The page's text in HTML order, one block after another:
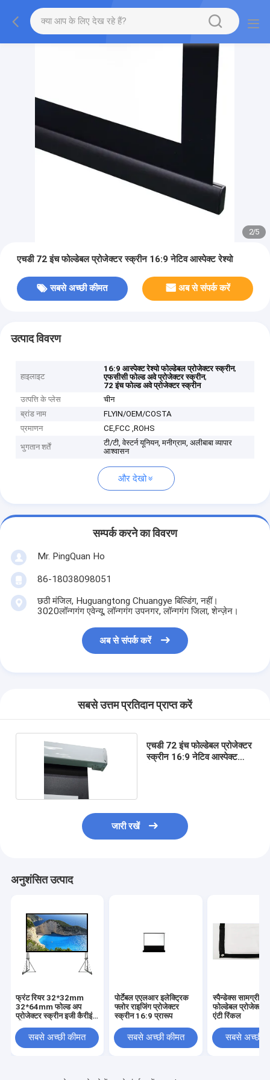
2/5
एचडी 72 इंच फोल्डेबल प्रोजेक्टर स्क्रीन 16:9 नेटिव आस्पेक्ट रेश्यो
सबसे अच्छी कीमत अब से संपर्क करें
उत्पाद विवरण
हाइलाइट
16:9 आस्पेक्ट रेश्यो फोल्डेबल प्रोजेक्टर स्क्रीन,
एफसीसी फोल्ड अवे प्रोजेक्टर स्क्रीन,
72 इंच फोल्ड अवे प्रोजेक्टर स्क्रीन
उत्पत्ति के प्लेस
चीन
ब्रांड नाम
FLYIN/OEM/COSTA
प्रमाणन
CE,FCC ,ROHS
भुगतान शर्तें
टी/टी, वेस्टर्न यूनियन, मनीग्राम, अलीबाबा व्यापार
आश्वासन
और देखो
सम्पर्क करने का विवरण
Mr. PingQuan Ho
86-18038098051
छठी मंजिल, Huguangtong Chuangye बिल्डिंग, नहीं।
3020लॉन्गगंग एवेन्यू, लॉन्गगंग उपनगर, लॉन्गगंग जिला, शेन्ज़ेन।
अब से संपर्क करें
सबसे उत्तम प्रतिदान प्राप्त करें
एचडी 72 इंच फोल्डेबल प्रोजेक्टर
स्क्रीन 16:9 नेटिव आस्पेक्ट
जारी रखें
अनुशंसित उत्पाद
फ्रंट रियर 32*32mm
32*64mm फोल्ड अप
प्रोजेक्टर स्क्रीन इजी कैरीइंग
सबसे अच्छी कीमत
पोर्टेबल एएलआर इलेक्ट्रिक
फ्लोर राइजिंग प्रोजेक्टर
स्क्रीन 16:9 प्रारूप
सबसे अच्छी कीमत
स्पैन्डेक्स सामग्री
फोल्डेबल प्रोजेक्टर
एंटी रिंकल
सबसे अच्छी